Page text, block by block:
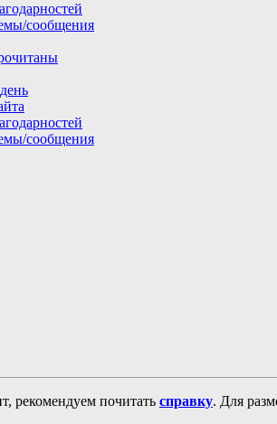
сообщения
сообщения
рекомендуем почитать справку. Для